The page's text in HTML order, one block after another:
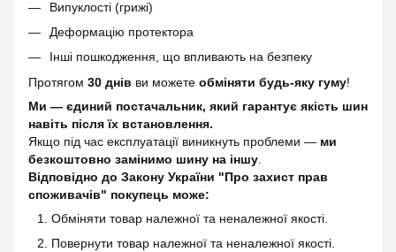
Випуклості (грижі)
Деформацію протектора
Інші пошкодження, що впливають на безпеку
Протягом 30 днів ви можете обміняти будь-яку гуму!
Ми — єдиний постачальник, який гарантує якість шин
навіть після їх встановлення.
Якщо під час експлуатації виникнуть проблеми — ми
безкоштовно замінимо шину на іншу
Відповідно до Закону України "Про захист прав
споживачів" покупець може:
Обміняти товар належної та неналежної якості.
Повернути товар належної та неналежної якості.